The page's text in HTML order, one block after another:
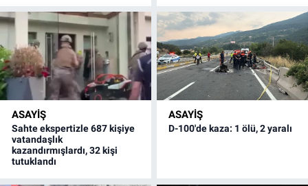
ASAYİŞ
Sahte ekspertizle 687 kişiye
vatandaşlık
kazandırmışlardı, 32 kişi
tutuklandı
ASAYİŞ
D-100'de kaza: 1 ölü, 2 yaralı